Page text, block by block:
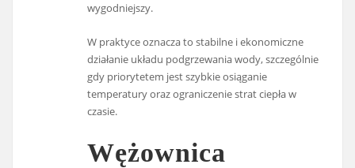
wygodniejszy.
W praktyce oznacza to stabilne i ekonomiczne
działanie układu podgrzewania wody, szczególnie
gdy priorytetem jest szybkie osiąganie
temperatury oraz ograniczenie strat ciepła w
czasie.
Wężownica